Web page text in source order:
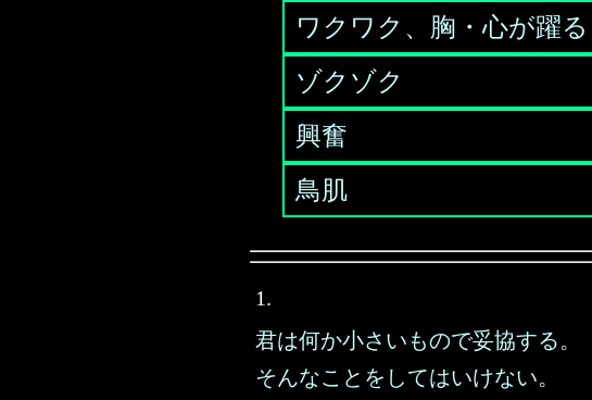
ワクワク、胸・心が躍る
ゾクゾク
興奮
鳥肌
1.
君は何か小さいもので妥協する。
そんなことをしてはいけない。